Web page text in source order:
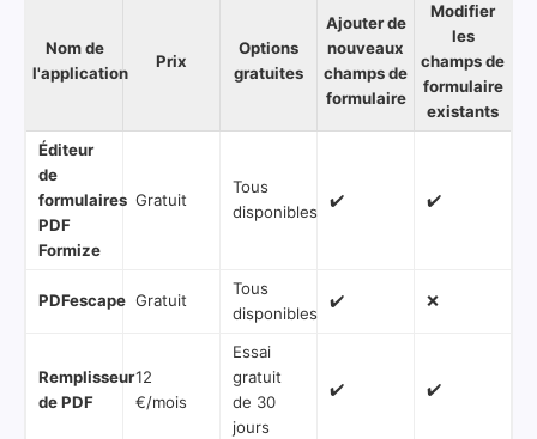
Nom de
l'application
Prix
Options
gratuites
Ajouter de
nouveaux
champs de
formulaire
Modifier
les
champs de
formulaire
existants
Éditeur
de
formulaires
PDF
Formize
Gratuit
Tous
disponibles
✔️ ✔️
PDFescape Gratuit
Tous
disponibles
✔️ ❌
Remplisseur
de PDF
12
€/mois
Essai
gratuit
de 30
jours
✔️ ✔️